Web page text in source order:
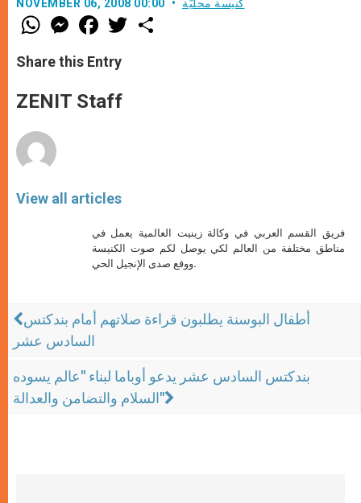
NOVEMBER 06, 2008 00:00 كنيسة محليّة
W
h
t
s
p
p
M
e
s
e
g
e
F
a
e
b
o
k
w
Share this Entry
ZENIT Staff
View all articles
فريق القسم العربي في وكالة زينيت العالمية يعمل في
مناطق مختلفة من العالم لكي يوصل لكم صوت الكنيسة
ووقع صدى الإنجيل الحي.
أطفال البوسنة يطلبون قراءة صلاتهم أمام بندكتس
السادس عشر
بندكتس السادس عشر يدعو أوباما لبناء "عالم يسوده
السلام والتضامن والعدالة"